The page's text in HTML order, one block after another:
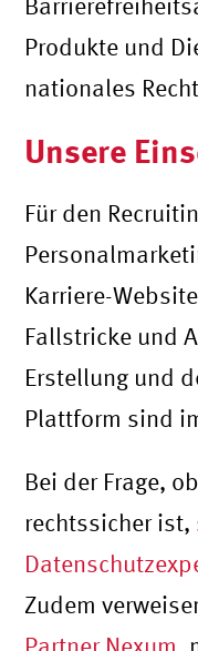
Produkte und
nationales
Unsere
Für den
Karriere-
Fallstricke und
Erstellung und
Plattform sind
Bei der Frage,
rechtssicher ist,
Zudem
Partner Nexum